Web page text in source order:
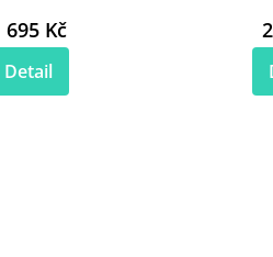
695 Kč
Detail